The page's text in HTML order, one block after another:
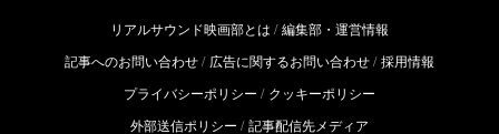
リアルサウンド映画部とは
編集部・運営情報
記事へのお問い合わせ
広告に関するお問い合わせ 採用情報
プライバシーポリシー
クッキーポリシー
外部送信ポリシー
記事配信先メディア